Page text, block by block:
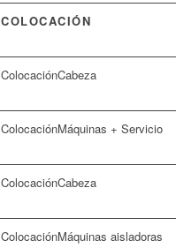
COLOCACIÓN
Cabeza
Máquinas + Servicio
Cabeza
Máquinas aisladoras